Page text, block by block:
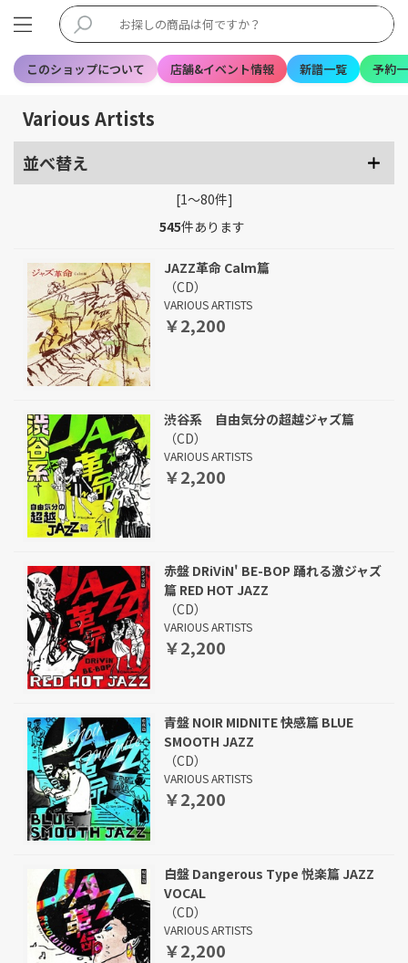
このショップについて 店舗&イベント情報 新譜一覧 予約
Various Artists
並べ替え
[1～80件]
545件あります
JAZZ革命 Calm篇
（CD）
VARIOUS ARTISTS
￥2,200
渋谷系 自由気分の超越ジャズ篇
（CD）
VARIOUS ARTISTS
￥2,200
赤盤 DRiViN' BE-BOP 踊れる激ジャズ
篇 RED HOT JAZZ
（CD）
VARIOUS ARTISTS
￥2,200
青盤 NOIR MIDNITE 快感篇 BLUE
SMOOTH JAZZ
（CD）
VARIOUS ARTISTS
￥2,200
白盤 Dangerous Type 悦楽篇 JAZZ
VOCAL
（CD）
VARIOUS ARTISTS
￥2,200